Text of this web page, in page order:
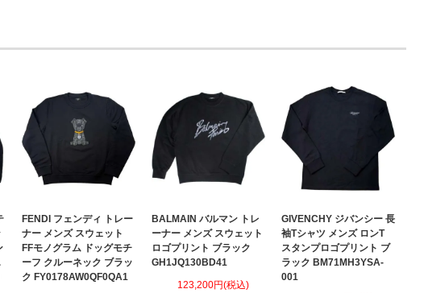
FENDI フェンディ トレー
ナー メンズ スウェット
FFモノグラム ドッグモチ
ーフ クルーネック ブラッ
ク FY0178AW0QF0QA1
BALMAIN バルマン トレ
ーナー メンズ スウェット
ロゴプリント ブラック
GH1JQ130BD41
123,200円(税込)
GIVENCHY ジバンシー 長
袖Tシャツ メンズ ロンT
スタンプロゴプリント ブ
ラック BM71MH3YSA-
001